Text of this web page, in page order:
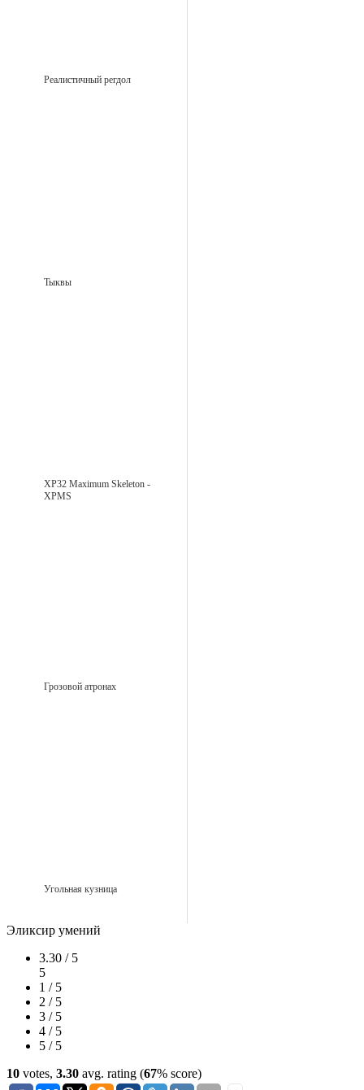
Реалистичный регдол
Тыквы
XP32 Maximum Skeleton -
XPMS
Грозовой атронах
Угольная кузница
Эликсир умений
3.30 / 5
5
1 / 5
2 / 5
3 / 5
4 / 5
5 / 5
10 votes, 3.30 avg. rating (67% score)